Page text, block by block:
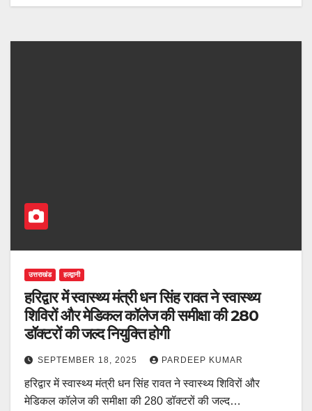
उत्तराखंड हल्द्वानी
हरिद्वार में स्वास्थ्य मंत्री धन सिंह रावत ने स्वास्थ्य
शिविरों और मेडिकल कॉलेज की समीक्षा की 280
डॉक्टरों की जल्द नियुक्ति होगी
SEPTEMBER 18, 2025 PARDEEP KUMAR
हरिद्वार में स्वास्थ्य मंत्री धन सिंह रावत ने स्वास्थ्य शिविरों और
मेडिकल कॉलेज की समीक्षा की 280 डॉक्टरों की जल्द…